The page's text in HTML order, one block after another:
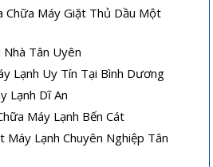
Chữa Máy Giặt Thủ Dầu Một
Nhà Tân Uyên
Lạnh Uy Tín Tại Bình Dương
Lạnh Dĩ An
Máy Lạnh Bến Cát
Máy Lạnh Chuyên Nghiệp Tân
Vệ sinh máy lạnh âm trần tại nhà